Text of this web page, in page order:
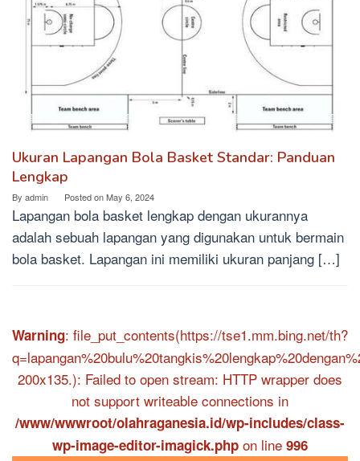
Ukuran Lapangan Bola Basket Standar: Panduan
Lengkap
By admin Posted onMay 6, 2024
Lapangan bola basket lengkap dengan ukurannya
adalah sebuah lapangan yang digunakan untuk bermain
bola basket. Lapangan ini memiliki ukuran panjang […]
Warning: file_put_contents(https://tse1.mm.bing.net/th?
200x135.): Failed to open stream: HTTP wrapper does
not support writeable connections in
/www/wwwroot/olahraganesia.id/wp-includes/class-
wp-image-editor-imagick.php on line 996